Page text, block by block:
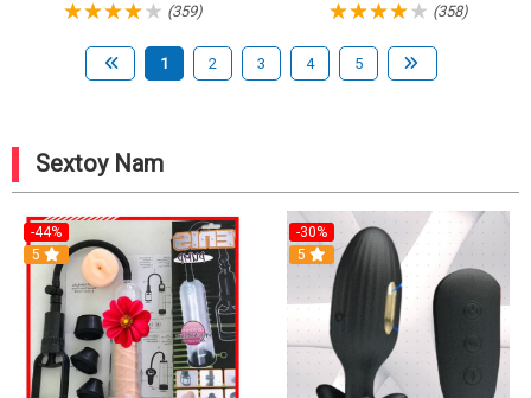
(359) (358)
1 2 3 4 5
Sextoy Nam
-44%
5
-30%
5